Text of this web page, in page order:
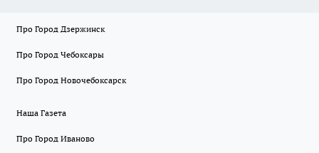
Про Город Дзержинск
Про Город Чебоксары
Про Город Новочебоксарск
Наша Газета
Про Город Иваново